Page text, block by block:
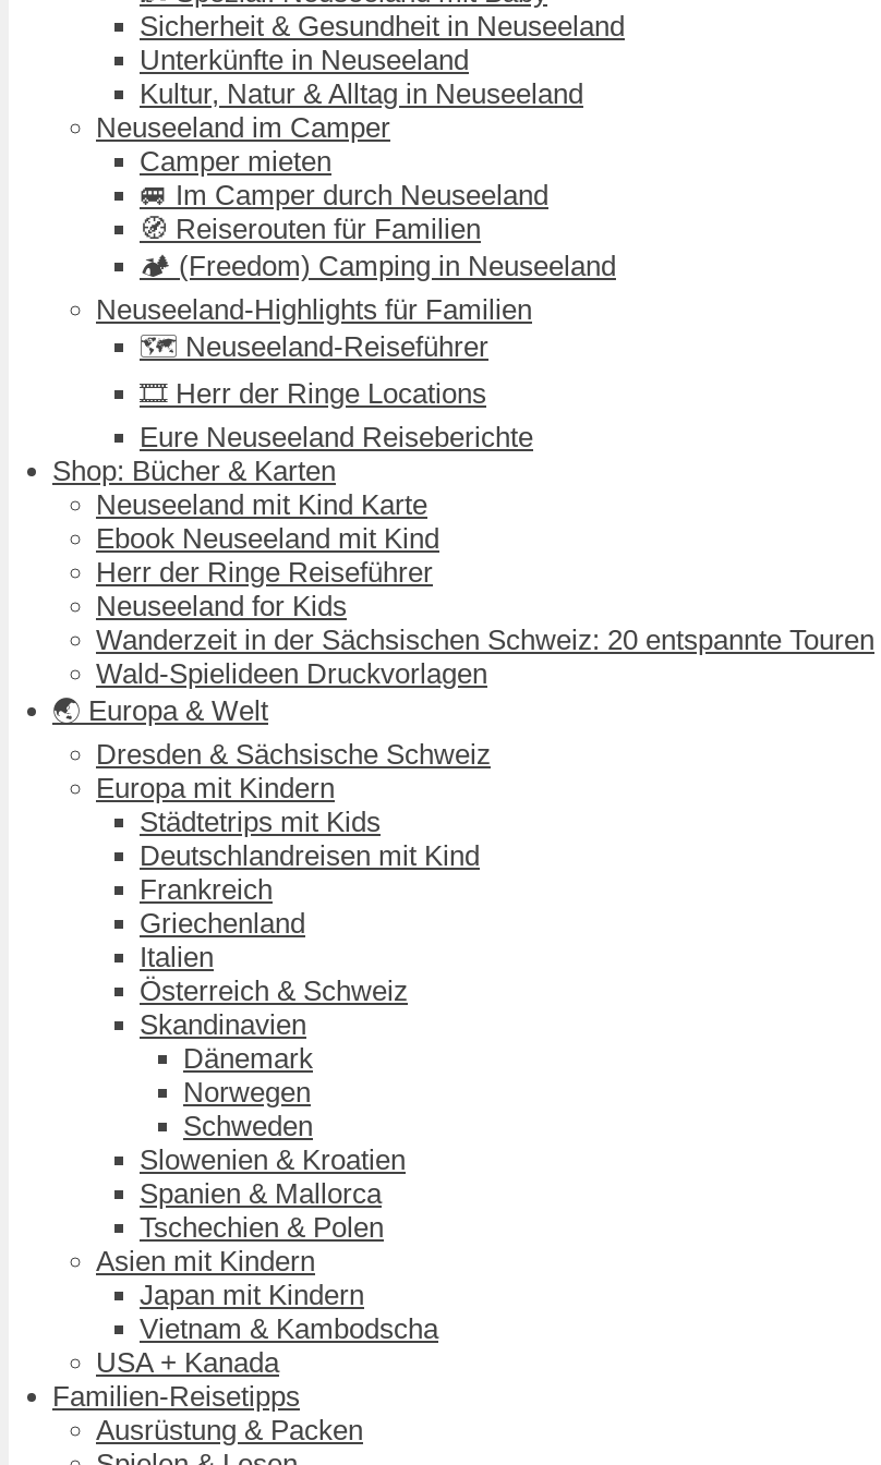
Sicherheit & Gesundheit in Neuseeland
Unterkünfte in Neuseeland
Kultur, Natur & Alltag in Neuseeland
Neuseeland im Camper
Camper mieten
🚐 Im Camper durch Neuseeland
🧭 Reiserouten für Familien
🏕️ (Freedom) Camping in Neuseeland
Neuseeland-Highlights für Familien
🗺️ Neuseeland-Reiseführer
🎞️ Herr der Ringe Locations
Eure Neuseeland Reiseberichte
Shop: Bücher & Karten
Neuseeland mit Kind Karte
Ebook Neuseeland mit Kind
Herr der Ringe Reiseführer
Neuseeland for Kids
Wanderzeit in der Sächsischen Schweiz: 20 entspannte Touren
Wald-Spielideen Druckvorlagen
🌏 Europa & Welt
Dresden & Sächsische Schweiz
Europa mit Kindern
Städtetrips mit Kids
Deutschlandreisen mit Kind
Frankreich
Griechenland
Italien
Österreich & Schweiz
Skandinavien
Dänemark
Norwegen
Schweden
Slowenien & Kroatien
Spanien & Mallorca
Tschechien & Polen
Asien mit Kindern
Japan mit Kindern
Vietnam & Kambodscha
USA + Kanada
Familien-Reisetipps
Ausrüstung & Packen